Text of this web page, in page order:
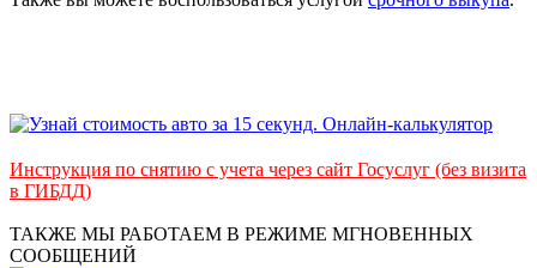
Инструкция по снятию с учета через сайт Госуслуг (без визита
в ГИБДД)
ТАКЖЕ МЫ РАБОТАЕМ В РЕЖИМЕ МГНОВЕННЫХ
СООБЩЕНИЙ